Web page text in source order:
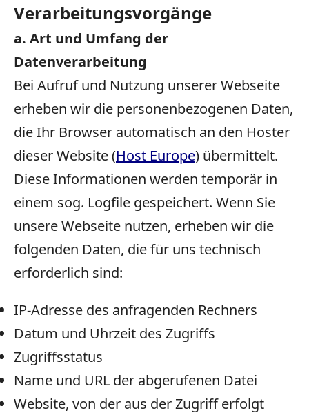
Verarbeitungsvorgänge
a. Art und Umfang der
Datenverarbeitung
Bei Aufruf und Nutzung unserer Webseite
erheben wir die personenbezogenen Daten,
die Ihr Browser automatisch an den Hoster
dieser Website (Host Europe) übermittelt.
Diese Informationen werden temporär in
einem sog. Logfile gespeichert. Wenn Sie
unsere Webseite nutzen, erheben wir die
folgenden Daten, die für uns technisch
erforderlich sind:
IP-Adresse des anfragenden Rechners
Datum und Uhrzeit des Zugriffs
Zugriffsstatus
Name und URL der abgerufenen Datei
Website, von der aus der Zugriff erfolgt